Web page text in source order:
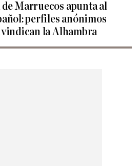
Marruecos apunta al
perfiles anónimos
la Alhambra